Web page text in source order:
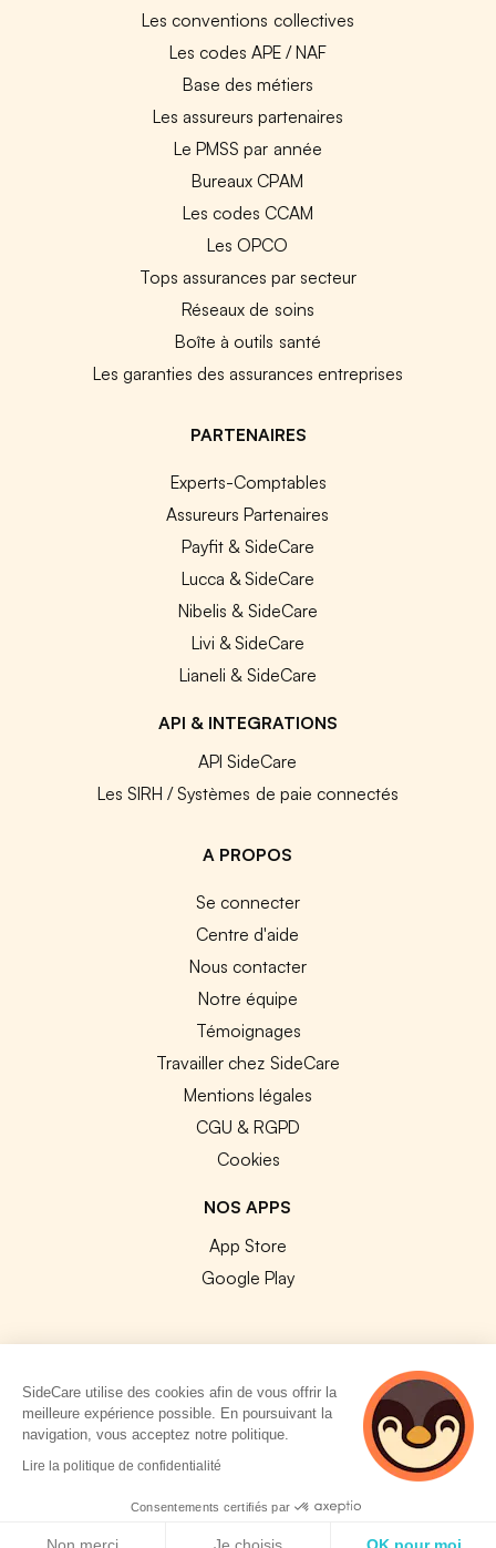
Les conventions collectives
Les codes APE / NAF
Base des métiers
Les assureurs partenaires
Le PMSS par année
Bureaux CPAM
Les codes CCAM
Les OPCO
Tops assurances par secteur
Réseaux de soins
Boîte à outils santé
Les garanties des assurances entreprises
PARTENAIRES
Experts-Comptables
Assureurs Partenaires
Payfit & SideCare
Lucca & SideCare
Nibelis & SideCare
Livi & SideCare
Lianeli & SideCare
API & INTEGRATIONS
API SideCare
Les SIRH / Systèmes de paie connectés
A PROPOS
Se connecter
Centre d'aide
Nous contacter
Notre équipe
Témoignages
Travailler chez SideCare
Mentions légales
CGU & RGPD
Cookies
NOS APPS
App Store
Google Play
© 2026 SideCare. Tous droits réservés.
SideCare utilise des cookies afin de vous offrir la
meilleure expérience possible. En poursuivant la
navigation, vous acceptez notre politique.
Lire la politique de confidentialité
Consentements certifiés par
4 personnes
consultent
actuellement cette